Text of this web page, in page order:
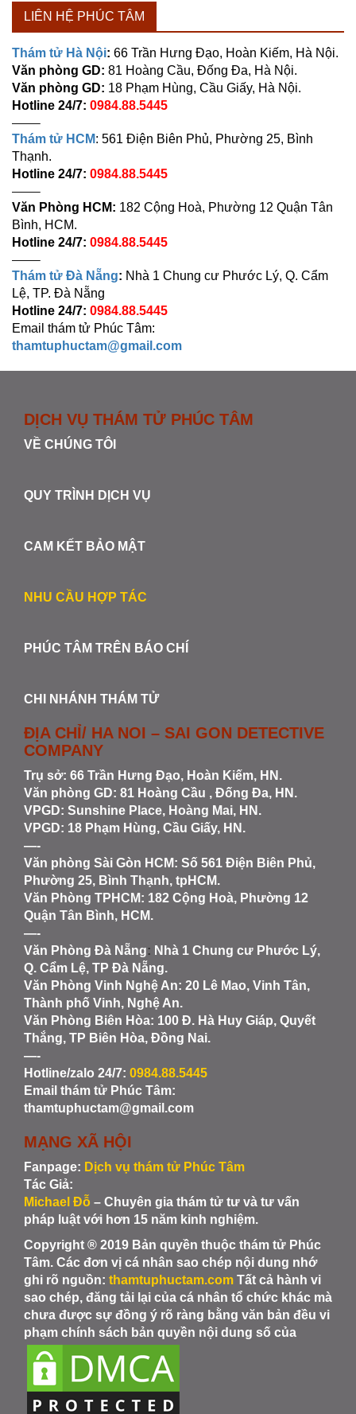
LIÊN HỆ PHÚC TÂM
Thám tử Hà Nội: 66 Trần Hưng Đạo, Hoàn Kiếm, Hà Nội.
Văn phòng GD: 81 Hoàng Cầu, Đống Đa, Hà Nội.
Văn phòng GD: 18 Phạm Hùng, Cầu Giấy, Hà Nội.
Hotline 24/7: 0984.88.5445
——–
Thám tử HCM: 561 Điện Biên Phủ, Phường 25, Bình
Thạnh.
Hotline 24/7: 0984.88.5445
——–
Văn Phòng HCM: 182 Cộng Hoà, Phường 12 Quận Tân
Bình, HCM.
Hotline 24/7: 0984.88.5445
——–
Thám tử Đà Nẵng: Nhà 1 Chung cư Phước Lý, Q. Cẩm
Lệ, TP. Đà Nẵng
Hotline 24/7: 0984.88.5445
Email thám tử Phúc Tâm:
thamtuphuctam@gmail.com
DỊCH VỤ THÁM TỬ PHÚC TÂM
VỀ CHÚNG TÔI
QUY TRÌNH DỊCH VỤ
CAM KẾT BẢO MẬT
NHU CẦU HỢP TÁC
PHÚC TÂM TRÊN BÁO CHÍ
CHI NHÁNH THÁM TỬ
ĐỊA CHỈ/ HA NOI – SAI GON DETECTIVE
COMPANY
Trụ sở: 66 Trần Hưng Đạo, Hoàn Kiếm, HN.
Văn phòng GD: 81 Hoàng Cầu , Đống Đa, HN.
VPGD: Sunshine Place, Hoàng Mai, HN.
VPGD: 18 Phạm Hùng, Cầu Giấy, HN.
—-
Văn phòng Sài Gòn HCM: Số 561 Điện Biên Phủ,
Phường 25, Bình Thạnh, tpHCM.
Văn Phòng TPHCM: 182 Cộng Hoà, Phường 12
Quận Tân Bình, HCM.
—-
Văn Phòng Đà Nẵng: Nhà 1 Chung cư Phước Lý,
Q. Cẩm Lệ, TP Đà Nẵng.
Văn Phòng Vinh Nghệ An: 20 Lê Mao, Vinh Tân,
Thành phố Vinh, Nghệ An.
Văn Phòng Biên Hòa: 100 Đ. Hà Huy Giáp, Quyết
Thắng, TP Biên Hòa, Đồng Nai.
—-
Hotline/zalo 24/7: 0984.88.5445
Email thám tử Phúc Tâm:
thamtuphuctam@gmail.com
MẠNG XÃ HỘI
Fanpage: Dịch vụ thám tử Phúc Tâm
Tác Giả:
Michael Đỗ – Chuyên gia thám tử tư và tư vấn
pháp luật với hơn 15 năm kinh nghiệm.
Copyright ® 2019 Bản quyền thuộc thám tử Phúc
Tâm. Các đơn vị cá nhân sao chép nội dung nhớ
ghi rõ nguồn: thamtuphuctam.com Tất cả hành vi
sao chép, đăng tải lại của cá nhân tổ chức khác mà
chưa được sự đồng ý rõ ràng bằng văn bản đều vi
phạm chính sách bản quyền nội dung số của